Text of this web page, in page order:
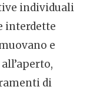
individuali
interdette
e
di